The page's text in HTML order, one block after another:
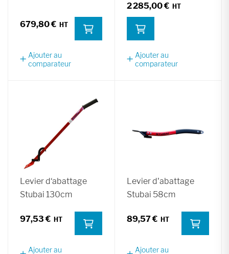
679,80 €
Ajouter au
comparateur
2 285,00 €
Ajouter au
comparateur
Levier d‘abattage
Stubai 130cm
97,53 €
Ajouter au
Levier d'abattage
Stubai 58cm
89,57 €
Ajouter au